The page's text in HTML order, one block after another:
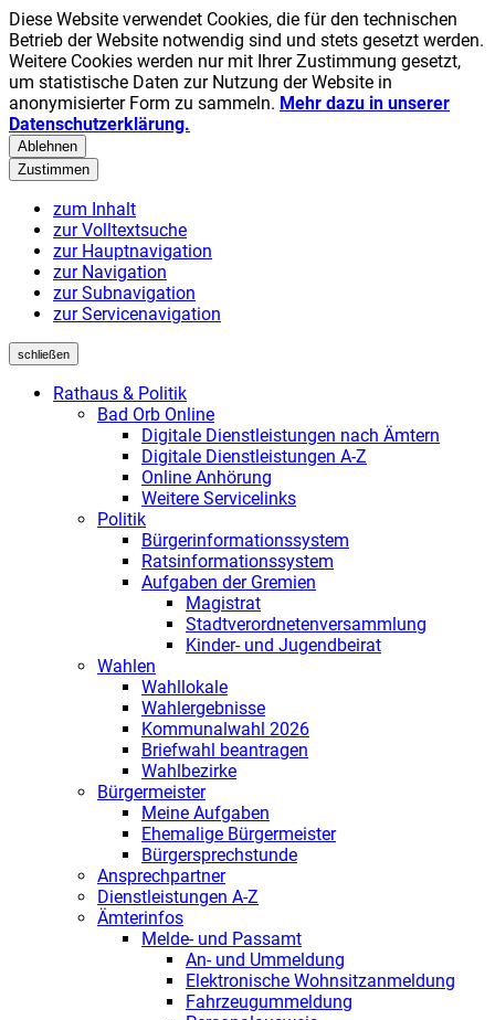
Diese Website verwendet Cookies, die für den technischen
Betrieb der Website notwendig sind und stets gesetzt werden.
Weitere Cookies werden nur mit Ihrer Zustimmung gesetzt,
um statistische Daten zur Nutzung der Website in
anonymisierter Form zu sammeln. Mehr dazu in unserer
Datenschutzerklärung.
Ablehnen
Zustimmen
zum Inhalt
zur Volltextsuche
zur Hauptnavigation
zur Navigation
zur Subnavigation
zur Servicenavigation
schließen
Rathaus & Politik
Bad Orb Online
Digitale Dienstleistungen nach Ämtern
Digitale Dienstleistungen A-Z
Online Anhörung
Weitere Servicelinks
Politik
Bürgerinformationssystem
Ratsinformationssystem
Aufgaben der Gremien
Magistrat
Stadtverordnetenversammlung
Kinder- und Jugendbeirat
Wahlen
Wahllokale
Wahlergebnisse
Kommunalwahl 2026
Briefwahl beantragen
Wahlbezirke
Bürgermeister
Meine Aufgaben
Ehemalige Bürgermeister
Bürgersprechstunde
Ansprechpartner
Dienstleistungen A-Z
Ämterinfos
Melde- und Passamt
An- und Ummeldung
Elektronische Wohnsitzanmeldung
Fahrzeugummeldung